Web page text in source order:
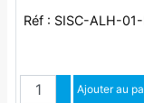
Réf : SISC-ALH-01-
QuantitéAugmenter
Diminuer
Ajouter au